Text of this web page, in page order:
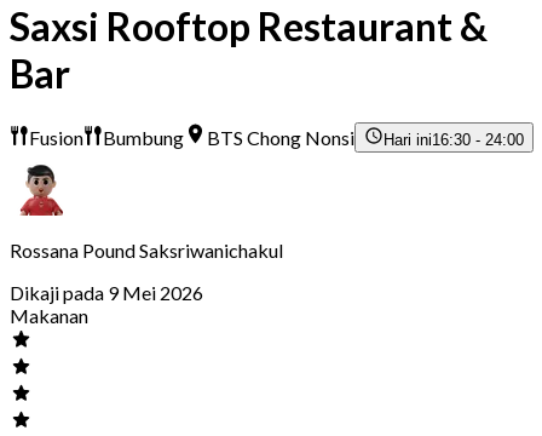
Saxsi Rooftop Restaurant &
Bar
Fusion Bumbung BTS Chong Nonsi Hari ini16:30 - 24:00
Rossana Pound Saksriwanichakul
Dikaji pada 9 Mei 2026
Makanan